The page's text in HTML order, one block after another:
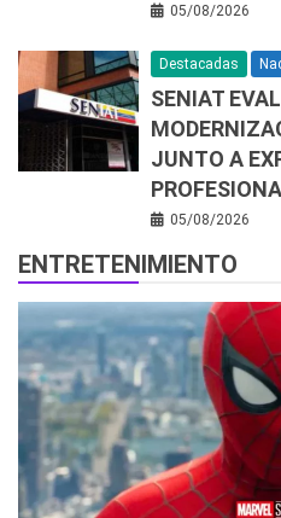
05/08/2026
Destacadas
SENIAT
JUNTO A
05/08/2026
ENTRETENIMIENTO